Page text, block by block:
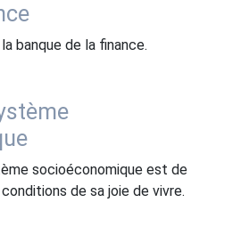
banque de la finance.
socioéconomique est de
de sa joie de vivre.